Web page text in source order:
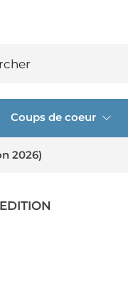
Coups de coeur
2026)